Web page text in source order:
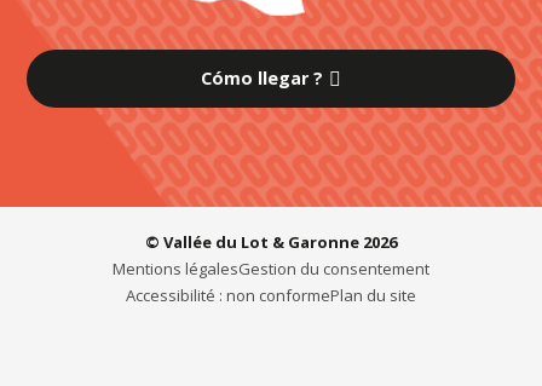
Cómo llegar ?
© Vallée du Lot & Garonne 2026
Mentions légalesGestion du consentement
Accessibilité : non conformePlan du site